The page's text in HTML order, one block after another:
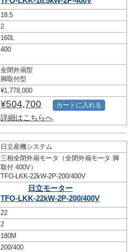
18.5
2
160L
400
全閉外扇型
脚取付型
¥1,778,000
¥504,700
詳細はこちらへ
カートに入れる
日立産機システム
三相全閉外扇モータ（全閉外扇モータ 脚
取付 400V）
TFO-LKK-22kW-2P-200/400V
日立モーター
TFO-LKK-22kW-2P-200/400V
22
2
180M
200/400